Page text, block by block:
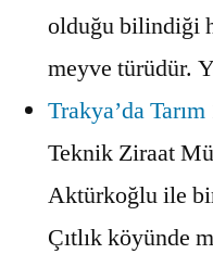
olduğu bilindiği
meyve türüdür.
Trakya’da Tarım
Teknik Ziraat
Aktürkoğlu ile
Çıtlık köyünde